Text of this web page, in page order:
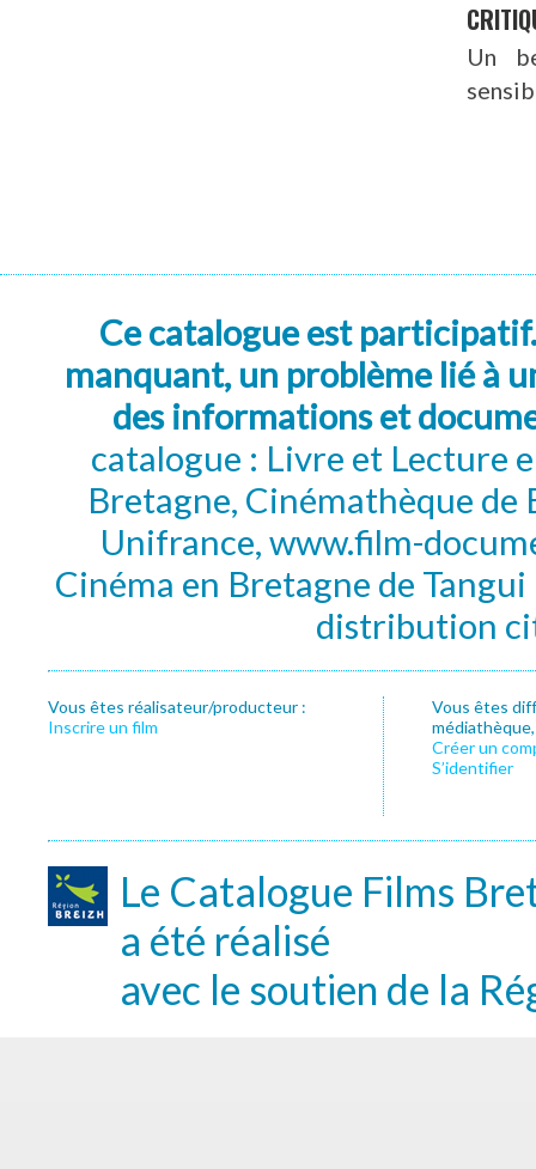
Un
Ce catalogue est
manquant, un problème lié à
des informations et
catalogue : Livre et Lecture
Bretagne, Cinémathèque de
Unifrance, www.film-
Cinéma en Bretagne de
distribution
Vous êtes réalisateur/producteur :
Inscrire un film
Vous êtes
Créer un
S’identifier
Le Catalogue Films
a été réalisé
avec le soutien de la